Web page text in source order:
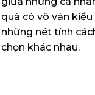
quà có vô vàn
những nét tính
chọn khác nhau.